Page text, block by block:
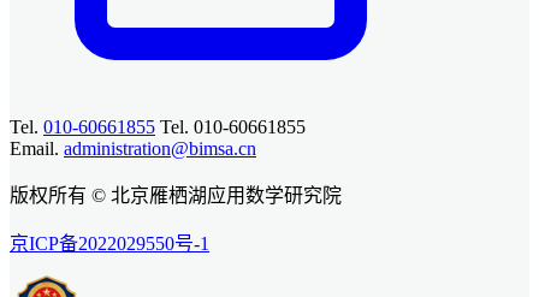
Tel. 010-60661855 Tel. 010-60661855
Email. administration@bimsa.cn
版权所有 © 北京雁栖湖应用数学研究院
京ICP备2022029550号-1